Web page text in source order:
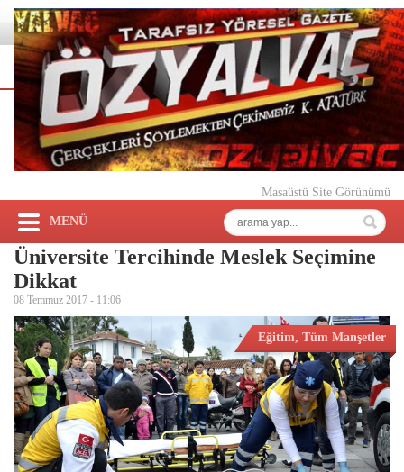
Masaüstü Site Görünümü
MENÜ
Üniversite Tercihinde Meslek Seçimine
Dikkat
08 Temmuz 2017 - 11:06
Eğitim, Tüm Manşetler